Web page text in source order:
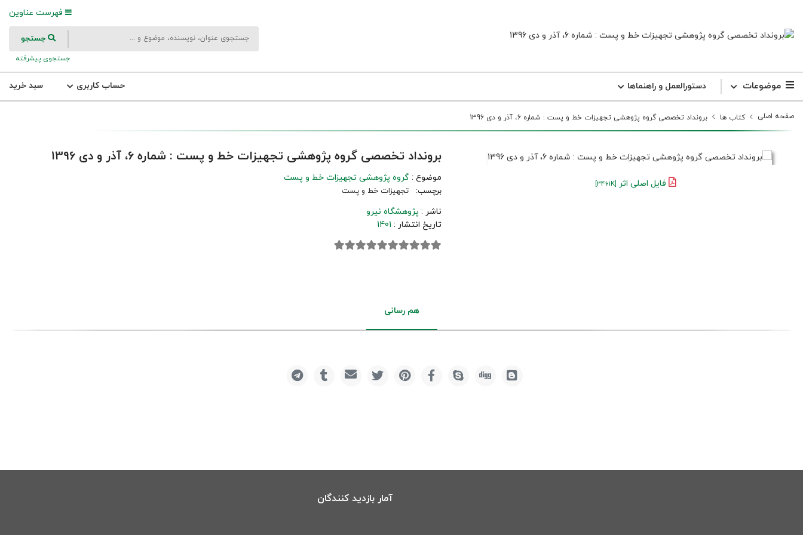
فهرست عناوین
جستجو
جستجوی پیشرفته
موضوعات دستورالعمل و راهنما‌ها حساب کاربری سبد خرید
صفحه اصلی کتاب ها برونداد تخصصی گروه پژوهشی تجهیزات خط و پست : شماره 6، آذر و دی 1396
فایل اصلی اثر [3461K]
برونداد تخصصی گروه پژوهشی تجهیزات خط و پست : شماره 6، آذر و دی 1396
موضوع : گروه پژوهشی تجهیزات خط و پست
برچسب: تجهیزات خط و پست
ناشر : پژوهشگاه نیرو
تاریخ انتشار : 1401
هم رسانی
آمار بازدید کنندگان